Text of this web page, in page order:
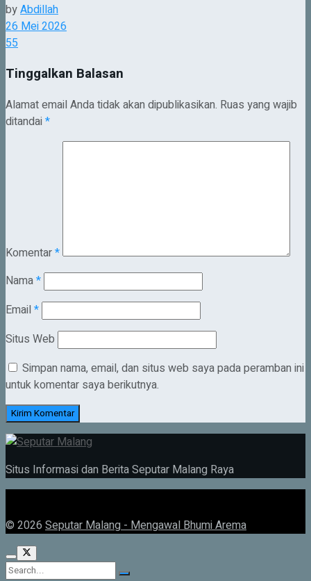
byAbdillah
26 Mei 2026
55
Tinggalkan Balasan
Alamat email Anda tidak akan dipublikasikan. Ruas yang wajib
ditandai *
Komentar*
Nama*
Email *
Situs Web
Simpan nama, email, dan situs web saya pada peramban ini
untuk komentar saya berikutnya.
Situs Informasi dan Berita Seputar Malang Raya
© 2026 Seputar Malang - Mengawal Bhumi Arema